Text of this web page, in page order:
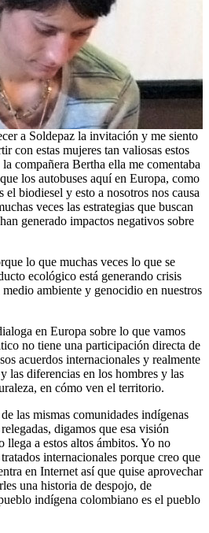
a Soldepaz la invitación y me siento
con estas mujeres tan valiosas estos
compañera Bertha ella me comentaba
los autobuses aquí en Europa, como
biodiesel y esto a nosotros nos causa
veces las estrategias que buscan
generado impactos negativos sobre
lo que muchas veces lo que se
ecológico está generando crisis
ambiente y genocidio en nuestros
en Europa sobre lo que vamos
no tiene una participación directa de
acuerdos internacionales y realmente
las diferencias en los hombres y las
en cómo ven el territorio.
las mismas comunidades indígenas
digamos que esa visión
llega a estos altos ámbitos. Yo no
internacionales porque creo que
en Internet así que quise aprovechar
una historia de despojo, de
indígena colombiano es el pueblo